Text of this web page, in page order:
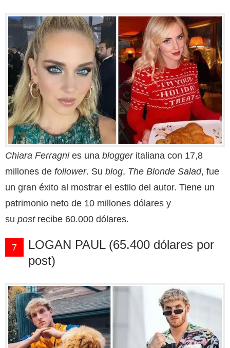
Chiara Ferragnies una bloggeritaliana con 17,8
millones de follower. Su blog, The Blonde Salad, fue
un gran éxito al mostrar el estilo del autor. Tiene un
patrimonio neto de 10 millones dólares y
su postrecibe 60.000 dólares.
7
LOGAN PAUL (65.400 dólares por
post)